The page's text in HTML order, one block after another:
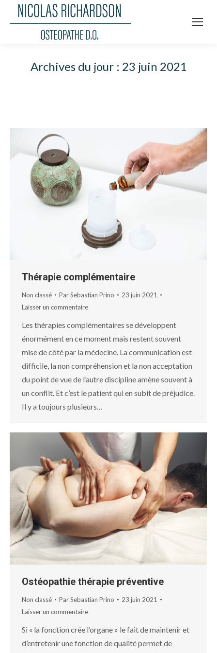
Archives du jour : 23 juin 2021
Thérapie complémentaire
Non classé ParSebastian Prino
23 juin 2021
Laisser un commentaire
Les thérapies complémentaires se développent
énormément en ce moment mais restent souvent
mise de côté par la médecine. La communication est
difficile, la non compréhension et la non acceptation
du point de vue de l’autre discipline amène souvent à
un conflit. Et c’est le patient qui en subit de préjudice.
Il y a toujours plusieurs…
Ostéopathie thérapie préventive
Non classé ParSebastian Prino
23 juin 2021
Laisser un commentaire
Si « la fonction crée l’organe » le fait de maintenir et
d’entretenir une fonction de qualité permet de